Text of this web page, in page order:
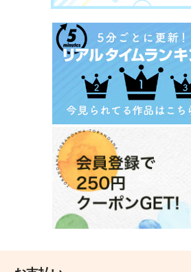
BLINK
御祭奉行
944
タルタリヤ×鍾離